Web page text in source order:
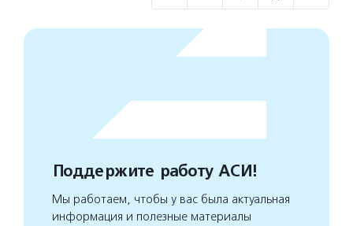
Поддержите работу АСИ!
Мы работаем, чтобы у вас была актуальная
информация и полезные материалы